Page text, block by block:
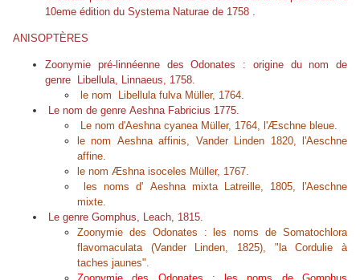
10eme édition du Systema Naturae de 1758 .
ANISOPTÈRES
Zoonymie pré-linnéenne des Odonates : origine du nom de
genre
Libellula, Linnaeus, 1758.
le nom Libellula fulva Müller, 1764.
Le nom de genre Aeshna Fabricius 1775.
Le nom d'Aeshna cyanea Müller, 1764, l'Æschne bleue.
le nom Aeshna affinis, Vander Linden 1820, l'Aeschne
affine.
le nom Æshna isoceles Müller, 1767.
les noms d' Aeshna mixtaLatreille, 1805, l'Aeschne
mixte.
Le genre Gomphus, Leach, 1815.
Zoonymie des Odonates : les noms de Somatochlora
flavomaculata(Vander Linden, 1825), "la Cordulie à
taches jaunes".